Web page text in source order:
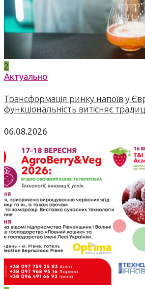
2
Актуально
Трансформація ринку напоїв у
функціональність витісняє
06.08.2026